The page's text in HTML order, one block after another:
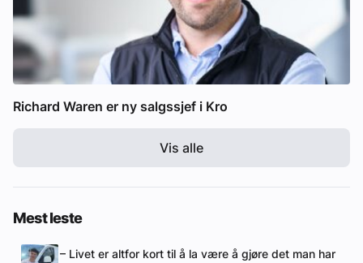
Richard Waren er ny salgssjef i Kro
Vis alle
Mest leste
– Livet er altfor kort til å la være å gjøre det man har